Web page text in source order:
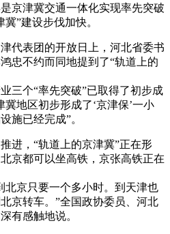
京津冀交通一体化实现率先突破
”建设步伐加快。
代表团的开放日上，河北省委书
忠不约而同地提到了“轨道上的
三个“率先突破”已取得了初步成
地区初步形成了‘京津保’一小
施已经完成”。
进，“轨道上的京津冀”正在形
京都可以坐高铁，京张高铁正在
北京只要一个多小时。到天津也
京转车。”全国政协委员、河北
有感触地说。